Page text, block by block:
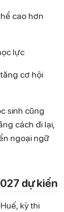
cao hơn
lực
cơ hội
sinh cũng
cách đi lại,
ngoại ngữ
dự kiến
kỳ thi